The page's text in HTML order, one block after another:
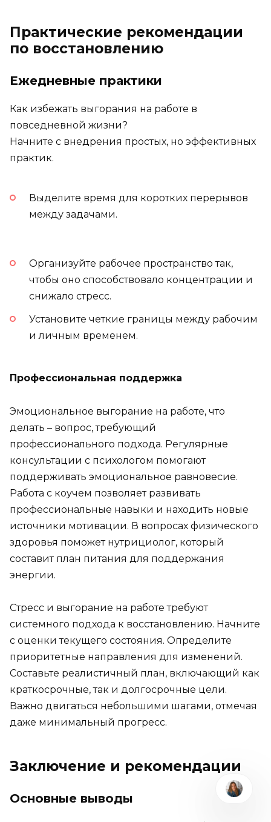
Практические рекомендации
по восстановлению
Ежедневные практики
Как избежать выгорания на работе в
повседневной жизни?
Начните с внедрения простых, но эффективных
практик.
Выделите время для коротких перерывов
между задачами.
Организуйте рабочее пространство так,
чтобы оно способствовало концентрации и
снижало стресс.
Установите четкие границы между рабочим
и личным временем.
Профессиональная поддержка
Эмоциональное выгорание на работе, что
делать – вопрос, требующий
профессионального подхода. Регулярные
консультации с психологом помогают
поддерживать эмоциональное равновесие.
Работа с коучем позволяет развивать
профессиональные навыки и находить новые
источники мотивации. В вопросах физического
здоровья поможет нутрициолог, который
составит план питания для поддержания
энергии.
Стресс и выгорание на работе требуют
системного подхода к восстановлению. Начните
с оценки текущего состояния. Определите
приоритетные направления для изменений.
Составьте реалистичный план, включающий как
краткосрочные, так и долгосрочные цели.
Важно двигаться небольшими шагами, отмечая
даже минимальный прогресс.
Заключение и рекомендации
Основные выводы